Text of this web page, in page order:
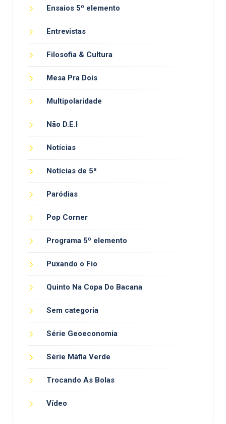
Ensaios 5º elemento
Entrevistas
Filosofia & Cultura
Mesa Pra Dois
Multipolaridade
Não D.E.I
Notícias
Notícias de 5ª
Paródias
Pop Corner
Programa 5º elemento
Puxando o Fio
Quinto Na Copa Do Bacana
Sem categoria
Série Geoeconomia
Série Máfia Verde
Trocando As Bolas
Vídeo